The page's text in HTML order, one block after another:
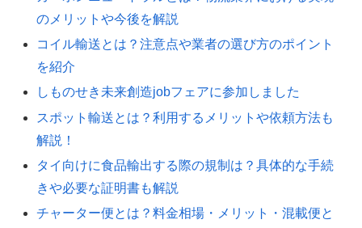
のメリットや今後を解説
コイル輸送とは？注意点や業者の選び方のポイント
を紹介
しものせき未来創造jobフェアに参加しました
スポット輸送とは？利用するメリットや依頼方法も
解説！
タイ向けに食品輸出する際の規制は？具体的な手続
きや必要な証明書も解説
チャーター便とは？料金相場・メリット・混載便と